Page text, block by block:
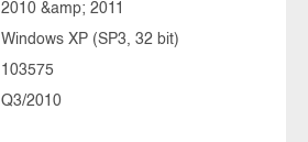
2010 &amp; 2011
Windows XP (SP3, 32 bit)
103575
Q3/2010